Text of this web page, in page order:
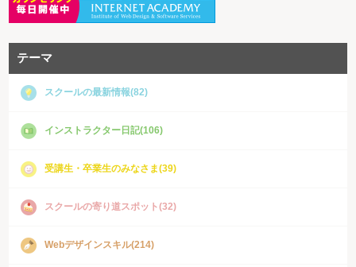
テーマ
スクールの最新情報(82)
インストラクター日記(106)
受講生・卒業生のみなさま(39)
スクールの寄り道スポット(32)
Webデザインスキル(214)